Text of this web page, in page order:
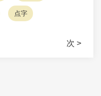
点字
次 >